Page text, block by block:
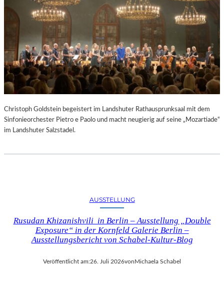
Christoph Goldstein begeistert im Landshuter Rathausprunksaal mit dem
Sinfonieorchester Pietro e Paolo und macht neugierig auf seine „Mozartiade“
im Landshuter Salzstadel.
AUSSTELLUNG
Rusudan Khizanishvili in Berlin – Ausstellung „Double
Exposure“ in der Kornfeld Galerie Berlin –
Ausstellungsbericht von Schabel-Kultur-Blog
Veröffentlicht am:26. Juli 2026vonMichaela Schabel